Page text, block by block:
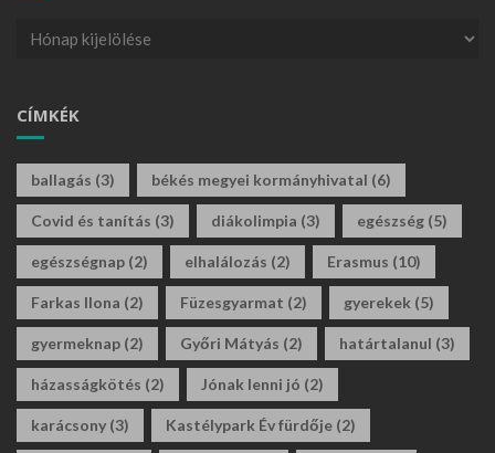
CÍMKÉK
ballagás (3) békés megyei kormányhivatal (6)
Covid és tanítás (3) diákolimpia (3) egészség (5)
egészségnap (2) elhalálozás (2) Erasmus (10)
Farkas Ilona (2) Füzesgyarmat (2) gyerekek (5)
gyermeknap (2) Győri Mátyás (2) határtalanul (3)
házasságkötés (2) Jónak lenni jó (2)
karácsony (3) Kastélypark Év fürdője (2)